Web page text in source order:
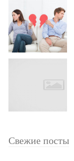
Свежие посты